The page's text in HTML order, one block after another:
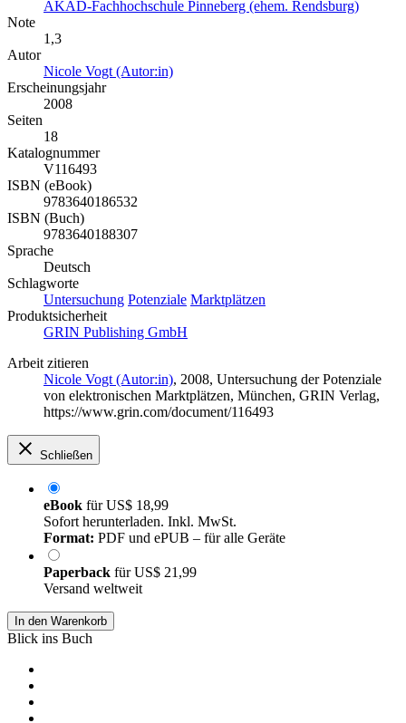
AKAD-Fachhochschule Pinneberg (ehem. Rendsburg)
Note
1,3
Autor
Nicole Vogt (Autor:in)
Erscheinungsjahr
2008
Seiten
18
Katalognummer
V116493
ISBN (eBook)
9783640186532
ISBN (Buch)
9783640188307
Sprache
Deutsch
Schlagworte
Untersuchung Potenziale Marktplätzen
Produktsicherheit
GRIN Publishing GmbH
Arbeit zitieren
Nicole Vogt (Autor:in), 2008, Untersuchung der Potenziale
von elektronischen Marktplätzen, München, GRIN Verlag,
https://www.grin.com/document/116493
Schließen
eBook fürUS$ 18,99
Sofort herunterladen. Inkl. MwSt.
Format: PDF und ePUB – für alle Geräte
Paperback fürUS$ 21,99
Versand weltweit
In den Warenkorb
Blick ins Buch